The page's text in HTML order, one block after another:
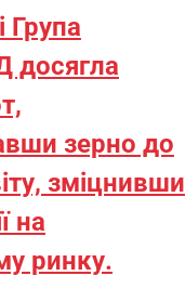
Група
досягла
зерно до
зміцнивши
на
ринку.